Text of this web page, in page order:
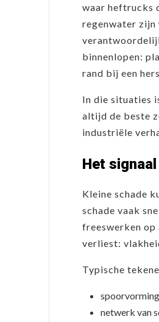
waar heftrucks
regenwater zijn
binnenlopen:
rand bij een
In die situaties
altijd de beste
industriële
Het
Kleine schade
schade vaak
freeswerken op
verliest:
Typische
netwerk van